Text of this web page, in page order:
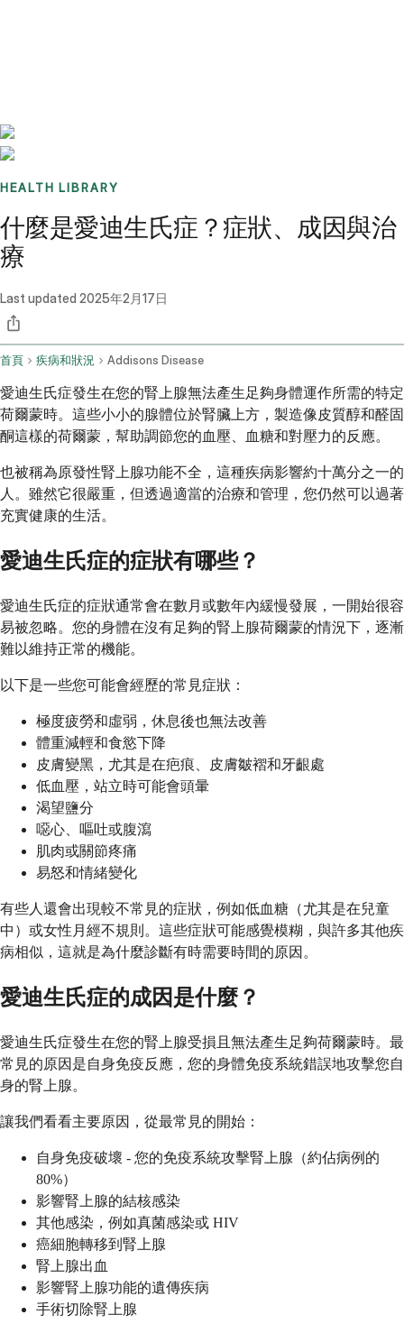
HEALTH LIBRARY
什麼是愛迪生氏症？症狀、成因與治
療
Last updated 2025年2月17日
首頁 疾病和狀況 Addisons Disease
愛迪生氏症發生在您的腎上腺無法產生足夠身體運作所需的特定
荷爾蒙時。這些小小的腺體位於腎臟上方，製造像皮質醇和醛固
酮這樣的荷爾蒙，幫助調節您的血壓、血糖和對壓力的反應。
也被稱為原發性腎上腺功能不全，這種疾病影響約十萬分之一的
人。雖然它很嚴重，但透過適當的治療和管理，您仍然可以過著
充實健康的生活。
愛迪生氏症的症狀有哪些？
愛迪生氏症的症狀通常會在數月或數年內緩慢發展，一開始很容
易被忽略。您的身體在沒有足夠的腎上腺荷爾蒙的情況下，逐漸
難以維持正常的機能。
以下是一些您可能會經歷的常見症狀：
極度疲勞和虛弱，休息後也無法改善
體重減輕和食慾下降
皮膚變黑，尤其是在疤痕、皮膚皺褶和牙齦處
低血壓，站立時可能會頭暈
渴望鹽分
噁心、嘔吐或腹瀉
肌肉或關節疼痛
易怒和情緒變化
有些人還會出現較不常見的症狀，例如低血糖（尤其是在兒童
中）或女性月經不規則。這些症狀可能感覺模糊，與許多其他疾
病相似，這就是為什麼診斷有時需要時間的原因。
愛迪生氏症的成因是什麼？
愛迪生氏症發生在您的腎上腺受損且無法產生足夠荷爾蒙時。最
常見的原因是自身免疫反應，您的身體免疫系統錯誤地攻擊您自
身的腎上腺。
讓我們看看主要原因，從最常見的開始：
自身免疫破壞 - 您的免疫系統攻擊腎上腺（約佔病例的
80%）
影響腎上腺的結核感染
其他感染，例如真菌感染或 HIV
癌細胞轉移到腎上腺
腎上腺出血
影響腎上腺功能的遺傳疾病
手術切除腎上腺